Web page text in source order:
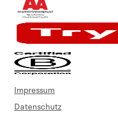
Impressum
Datenschutz